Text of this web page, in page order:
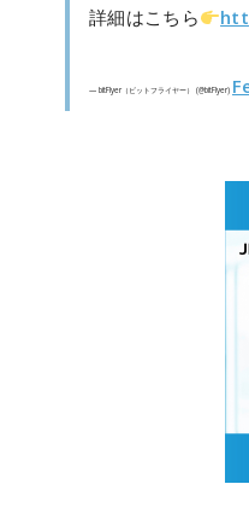
詳細はこちら
— bitFlyer（ビットフライヤー） (@bitFlyer)